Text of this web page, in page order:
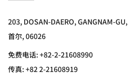
203, DOSAN-DAERO, GANGNAM-GU,
首尔, 06026
免费电话:+82-2-21608990
传真:+82 2-21608919